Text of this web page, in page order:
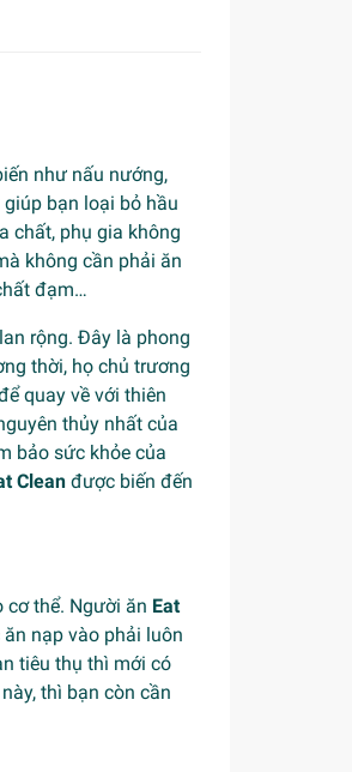
như nấu nướng,
bạn loại bỏ hầu
chất, phụ gia không
không cần phải ăn
đạm…
rộng. Đây là phong
thời, họ chủ trương
quay về với thiên
thủy nhất của
bảo sức khỏe của
Clean được biến đến
cơ thể. Người ăn Eat
nạp vào phải luôn
tiêu thụ thì mới có
thì bạn còn cần